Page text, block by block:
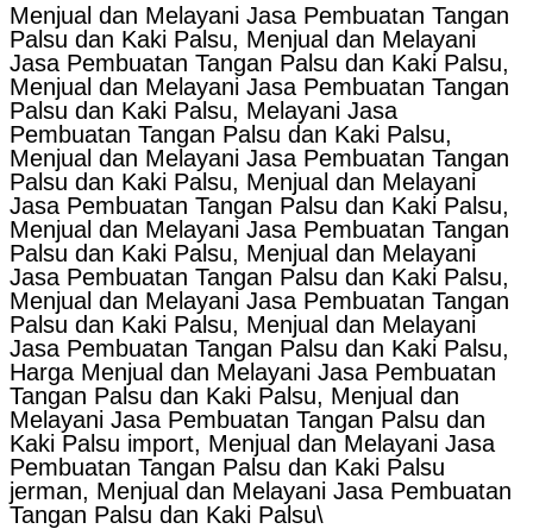
Menjual dan Melayani Jasa Pembuatan Tangan
Palsu dan Kaki Palsu, Menjual dan Melayani
Jasa Pembuatan Tangan Palsu dan Kaki Palsu,
Menjual dan Melayani Jasa Pembuatan Tangan
Palsu dan Kaki Palsu, Melayani Jasa
Pembuatan Tangan Palsu dan Kaki Palsu,
Menjual dan Melayani Jasa Pembuatan Tangan
Palsu dan Kaki Palsu, Menjual dan Melayani
Jasa Pembuatan Tangan Palsu dan Kaki Palsu,
Menjual dan Melayani Jasa Pembuatan Tangan
Palsu dan Kaki Palsu, Menjual dan Melayani
Jasa Pembuatan Tangan Palsu dan Kaki Palsu,
Menjual dan Melayani Jasa Pembuatan Tangan
Palsu dan Kaki Palsu, Menjual dan Melayani
Jasa Pembuatan Tangan Palsu dan Kaki Palsu,
Harga Menjual dan Melayani Jasa Pembuatan
Tangan Palsu dan Kaki Palsu, Menjual dan
Melayani Jasa Pembuatan Tangan Palsu dan
Kaki Palsu import, Menjual dan Melayani Jasa
Pembuatan Tangan Palsu dan Kaki Palsu
jerman, Menjual dan Melayani Jasa Pembuatan
Tangan Palsu dan Kaki Palsu\